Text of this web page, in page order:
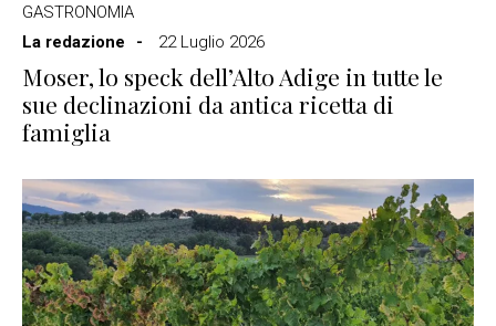
GASTRONOMIA
La redazione
22 Luglio 2026
Moser, lo speck dell’Alto Adige in tutte le
sue declinazioni da antica ricetta di
famiglia